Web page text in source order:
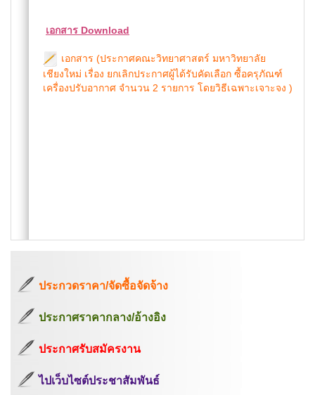
เอกสาร Download
เอกสาร (ประกาศคณะวิทยาศาสตร์ มหาวิทยาลัย
เชียงใหม่ เรื่อง ยกเลิกประกาศผู้ได้รับคัดเลือก ซื้อครุภัณฑ์
เครื่องปรับอากาศ จำนวน 2 รายการ โดยวิธีเฉพาะเจาะจง )
ประกวดราคา/จัดซื้อจัดจ้าง
ประกาศราคากลาง/อ้างอิง
ประกาศรับสมัครงาน
ไปเว็บไซต์ประชาสัมพันธ์